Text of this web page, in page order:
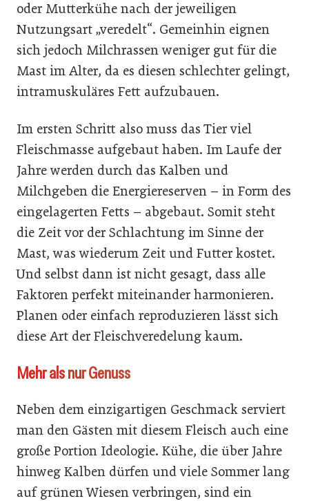
oder Mutterkühe nach der jeweiligen
Nutzungsart „veredelt“. Gemeinhin eignen
sich jedoch Milchrassen weniger gut für die
Mast im Alter, da es diesen schlechter gelingt,
intramuskuläres Fett aufzubauen.
Im ersten Schritt also muss das Tier viel
Fleischmasse aufgebaut haben. Im Laufe der
Jahre werden durch das Kalben und
Milchgeben die Energiereserven – in Form des
eingelagerten Fetts – abgebaut. Somit steht
die Zeit vor der Schlachtung im Sinne der
Mast, was wiederum Zeit und Futter kostet.
Und selbst dann ist nicht gesagt, dass alle
Faktoren perfekt miteinander harmonieren.
Planen oder einfach reproduzieren lässt sich
diese Art der Fleischveredelung kaum.
Mehr als nur Genuss
Neben dem einzigartigen Geschmack serviert
man den Gästen mit diesem Fleisch auch eine
große Portion Ideologie. Kühe, die über Jahre
hinweg Kalben dürfen und viele Sommer lang
auf grünen Wiesen verbringen, sind ein